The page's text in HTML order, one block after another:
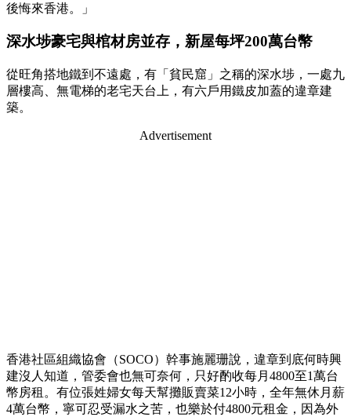
後悔來香港。」
深水埗豪宅與棺材房並存，新屋每坪200萬台幣
從旺角搭地鐵到不遠處，有「貧民窟」之稱的深水埗，一處九
層樓高、無電梯的老宅天台上，有六戶用鐵皮加蓋的違章建
築。
Advertisement
香港社區組織協會（SOCO）幹事施麗珊說，違章到底何時興
建沒人知道，管委會也無可奈何，只好酌收每月4800至1萬台
幣房租。有位張姓婦女每天幫攤販賣菜12小時，全年無休月薪
4萬台幣，寧可忍受漏水之苦，也樂於付4800元租金，因為外